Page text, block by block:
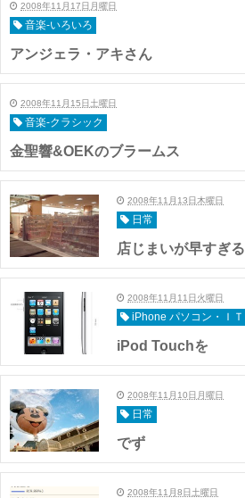
2008年11月17日月曜日
音楽-いろいろ
アンジェラ・アキさん
2008年11月15日土曜日
音楽-クラシック
金聖響&OEKのブラームス
2008年11月13日木曜日
日常
店じまいが早すぎる
2008年11月11日火曜日
iPhone パソコン・ＩＴ
iPod Touchを
2008年11月10日月曜日
日常
でず
2008年11月8日土曜日